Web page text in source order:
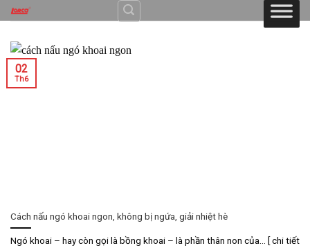
Skip
to
content
Cách nấu ngó khoai ngon, không bị ngứa, giải nhiệt hè
Ngó khoai – hay còn gọi là bồng khoai – là phần thân non của... [ chi tiết
02
Th6